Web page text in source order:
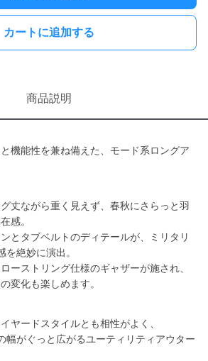
カートに追加する
商品説明
機能性を兼ね備えた、モード系ロングア
丈ながら重く見えず、春秋にさらっと羽
感。
とタブベルトのディテールが、ミリタリ
絶妙に演出。
ーストリング仕様のギャザーが施され、
変化も楽しめます。
ヤードスタイルとも相性がよく、
幅がぐっと広がるユーティリティアウター